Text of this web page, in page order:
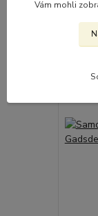
Novinka
Vám mohli